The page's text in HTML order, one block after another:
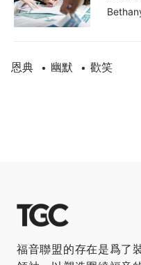
恩典 • 幽默 • 歡笑
福音聯盟的存在是爲了